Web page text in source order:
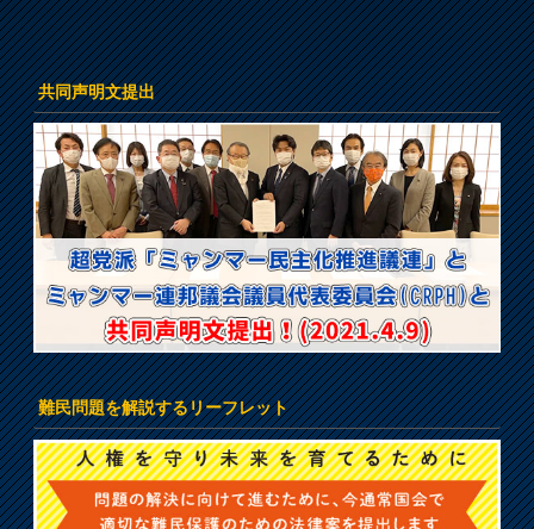
共同声明文提出
難民問題を解説するリーフレット